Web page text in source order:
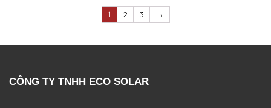
1 2 3 →
CÔNG TY TNHH ECO SOLAR